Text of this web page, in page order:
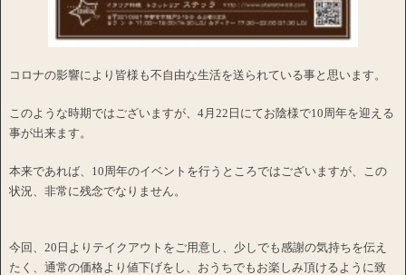
コロナの影響により皆様も不自由な生活を送られている事と思います。
このような時期ではございますが、4月22日にてお陰様で10周年を迎える
事が出来ます。
本来であれば、10周年のイベントを行うところではございますが、この
状況、非常に残念でなりません。
今回、20日よりテイクアウトをご用意し、少しでも感謝の気持ちを伝え
たく、通常の価格より値下げをし、おうちでもお楽しみ頂けるように致